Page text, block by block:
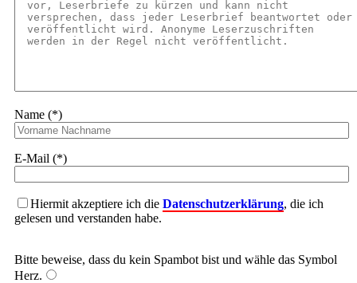
Name (*)
E-Mail (*)
Hiermit akzeptiere ich die Datenschutzerklärung, die ich
gelesen und verstanden habe.
Bitte beweise, dass du kein Spambot bist und wähle das Symbol
Herz.